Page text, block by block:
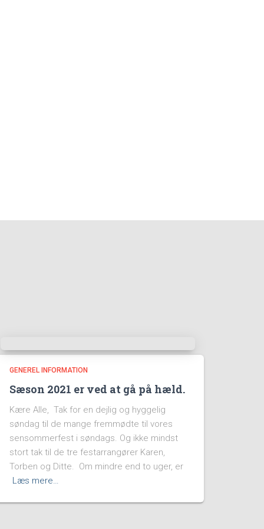
GENEREL INFORMATION
Sæson 2021 er ved at gå på hæld.
Kære Alle, Tak for en dejlig og hyggelig
søndag til de mange fremmødte til vores
sensommerfest i søndags. Og ikke mindst
stort tak til de tre festarrangører Karen,
Torben og Ditte. Om mindre end to uger, er
Læs mere…